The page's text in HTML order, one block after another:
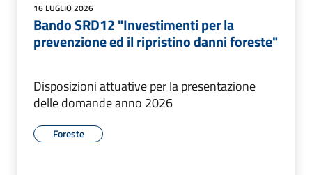
16 LUGLIO 2026
Bando SRD12 "Investimenti per la
prevenzione ed il ripristino danni foreste"
Disposizioni attuative per la presentazione
delle domande anno 2026
Foreste